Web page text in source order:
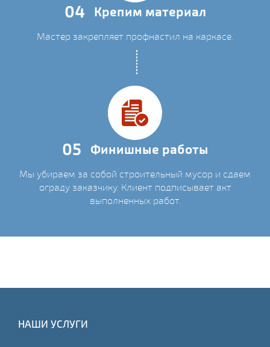
04 Крепим материал
Мастер закрепляет профнастил на каркасе.
05 Финишные работы
Мы убираем за собой строительный мусор и сдаем
ограду заказчику. Клиент подписывает акт
выполненных работ.
НАШИ УСЛУГИ